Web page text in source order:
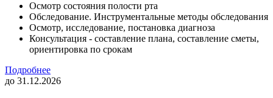
Осмотр состояния полости рта
Обследование. Инструментальные методы обследования
Осмотр, исследование, постановка диагноза
Консультация - составление плана, составление сметы,
ориентировка по срокам
Подробнее
до 31.12.2026